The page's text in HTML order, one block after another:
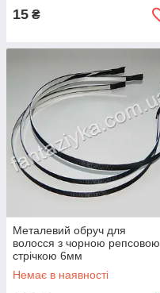
15 ₴
Металевий обруч для
волосся з чорною репсовою
стрічкою 6мм
Немає в наявності